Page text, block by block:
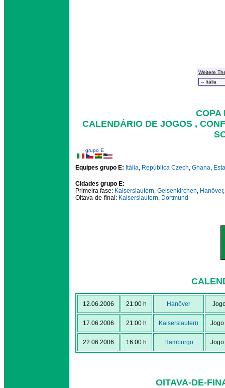
Weitere
COPA
CALENDÁRIO DE JOGOS ,
grupo E
Equipes grupo E: Itália, República Czech, Ghana,
Cidades grupo E:
Primeira fase: Kaiserslautern, Gelsenkirchen, Hanôver
Oitava-de-final: Kaiserslautern, Dortmund
12.06.2006 21:00 h Hanôver
17.06.2006 21:00 h Kaiserslautern
22.06.2006 16:00 h Hamburgo
OITAVA-DE-